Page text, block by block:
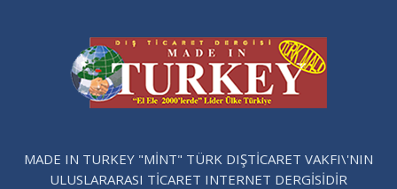
MADE IN TURKEY "MİNT" TÜRK DIŞTİCARET VAKFI\'NIN
ULUSLARARASI TİCARET INTERNET DERGİSİDİR